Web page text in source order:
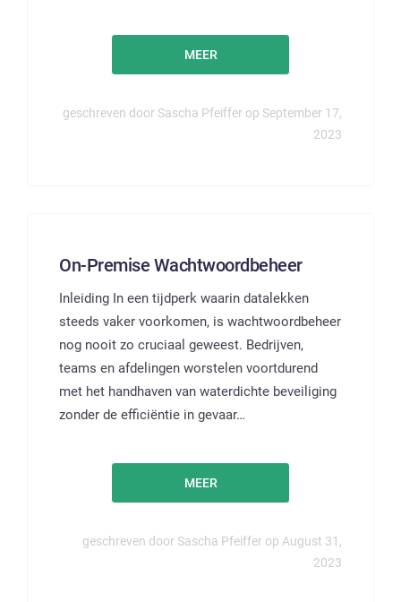
MEER
geschreven door Sascha Pfeiffer op September 17,
2023
On-Premise Wachtwoordbeheer
Inleiding In een tijdperk waarin datalekken
steeds vaker voorkomen, is wachtwoordbeheer
nog nooit zo cruciaal geweest. Bedrijven,
teams en afdelingen worstelen voortdurend
met het handhaven van waterdichte beveiliging
zonder de efficiëntie in gevaar…
MEER
geschreven door Sascha Pfeiffer op August 31,
2023